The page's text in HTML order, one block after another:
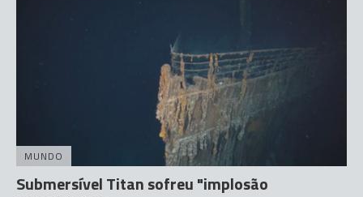
MUNDO
Submersível Titan sofreu "implosão